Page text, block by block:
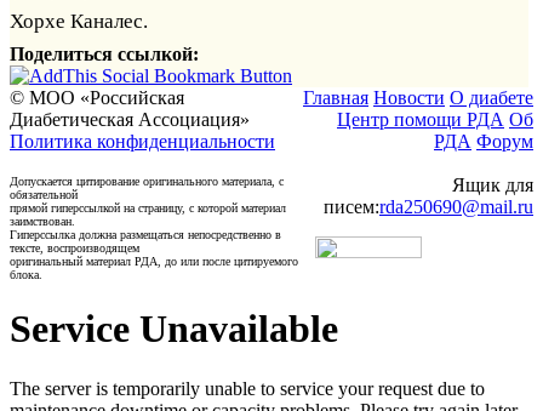
Хорхе Каналес.
Поделиться ссылкой:
© МОО «Российская
Диабетическая Ассоциация»
Политика конфиденциальности
Допускается цитирование оригинального материала, с
обязательной
прямой гиперссылкой на страницу, с которой материал
заимствован.
Гиперссылка должна размещаться непосредственно в
тексте, воспроизводящем
оригинальный материал РДА, до или после цитируемого
блока.
Главная Новости О диабете
Центр помощи РДА Об
РДА Форум
Ящик для
писем:rda250690@mail.ru
Service Unavailable
The server is temporarily unable to service your request due to